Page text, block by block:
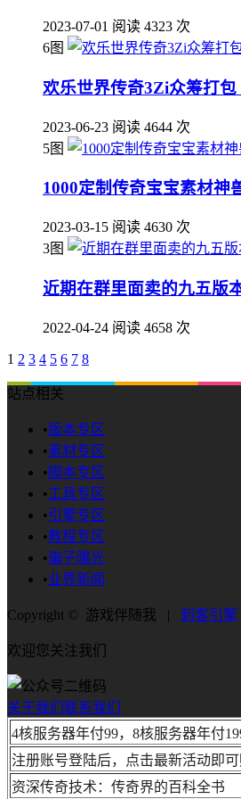
2023-07-01 阅读 4323 次
6图
欢乐世界传奇3Zi众筹打包
2023-06-23 阅读 4644 次
5图
1000定制传奇宝宝素材神
2023-03-15 阅读 4630 次
3图
近期在群里面卖的九五版
2022-04-24 阅读 4658 次
1 2 3 4 5 6 7 8
站点相关
•版本专区
•素材专区
•脚本专区
•工具专区
•引擎专区
•教程专区
•骗子曝光
•业界新闻
Copyright © 游戏伴随我 | 刺客引擎
欢迎您关注我们
关于我们 联系我们
4核服务器年付99，8核服务器年付
注册账号登陆后，点击最新活动即
资深传奇技术：传奇界的百科全书